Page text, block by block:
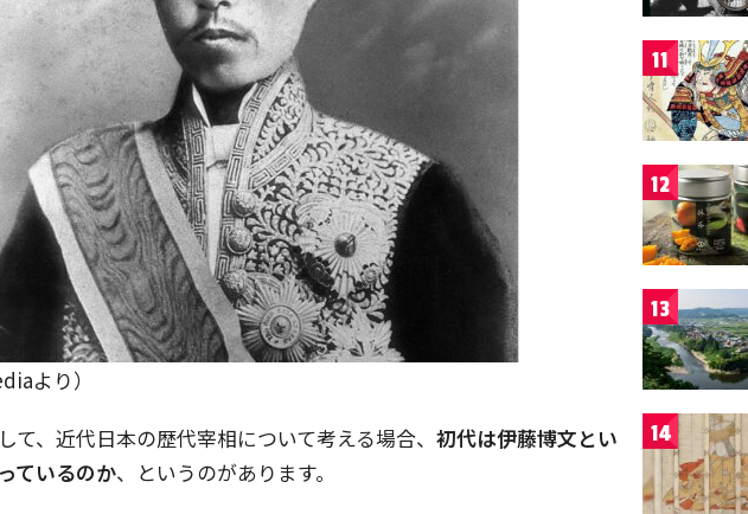
より）
て、近代日本の歴代宰相について考える場合、 初代は伊藤博文とい
ているのか、というのがあります。
11
12
13
14